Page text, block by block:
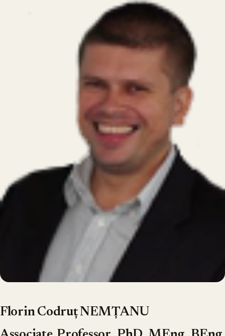
Florin Codruț NEMȚANU